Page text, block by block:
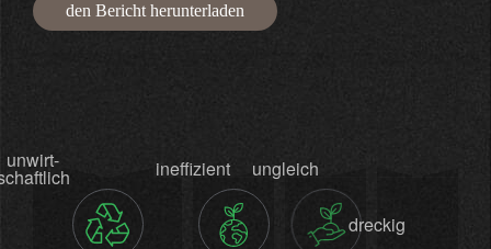
den Bericht herunterladen
unwirt- ineffizient ungleich